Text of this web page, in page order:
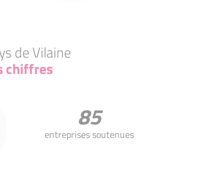
de Vilaine
chiffres
85
entreprises soutenues